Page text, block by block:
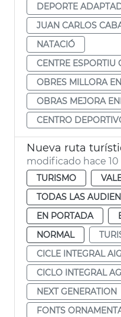
DEPORTE
JUAN CARLOS
NATACIÓ
CENTRE ESPORTIU
OBRES MILLORA
OBRAS MEJORA
CENTRO
modificado hace 10
TURISMO
TODAS LAS
EN PORTADA
NORMAL
CICLE INTEGRAL
CICLO INTEGRAL
NEXT GENERATION
FONTS